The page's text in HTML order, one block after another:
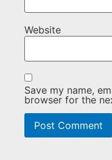
Website
Save my name,
browser for the